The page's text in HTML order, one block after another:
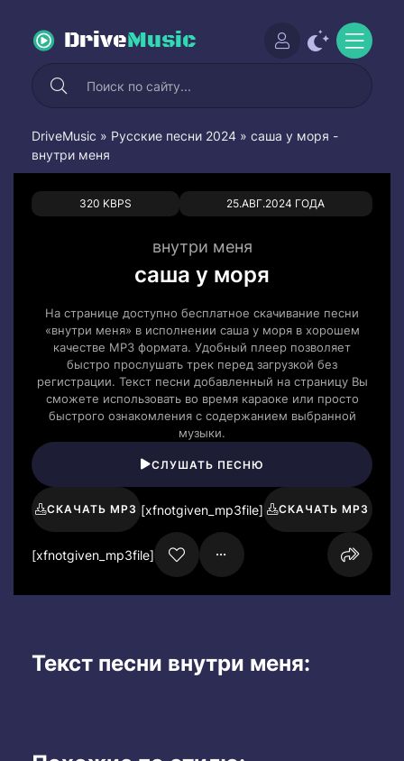
DriveMusic
DriveMusic » Русские песни 2024 » саша у моря -
внутри меня
320 KBPS 25.АВГ.2024 ГОДА
0 0
внутри меня
саша у моря
На странице доступно бесплатное скачивание песни
«внутри меня» в исполнении саша у моря в хорошем
качестве MP3 формата. Удобный плеер позволяет
быстро прослушать трек перед загрузкой без
регистрации. Текст песни добавленный на страницу Вы
сможете использовать во время караоке или просто
быстрого ознакомления с содержанием выбранной
музыки.
СЛУШАТЬ ПЕСНЮ
СКАЧАТЬ MP3 [xfnotgiven_mp3file] СКАЧАТЬ MP3
[xfnotgiven_mp3file]
Текст песни внутри меня: